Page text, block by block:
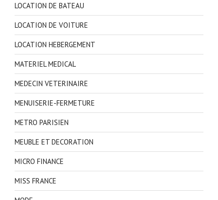
LOCATION DE BATEAU
LOCATION DE VOITURE
LOCATION HEBERGEMENT
MATERIEL MEDICAL
MEDECIN VETERINAIRE
MENUISERIE-FERMETURE
METRO PARISIEN
MEUBLE ET DECORATION
MICRO FINANCE
MISS FRANCE